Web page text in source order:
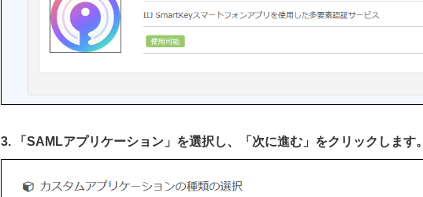
3. 「SAMLアプリケーション」を選択し、「次に進む」をクリックします